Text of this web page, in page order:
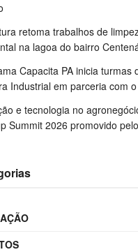
retoma trabalhos de
na lagoa do bairro
Capacita PA inicia turmas
Industrial em parceria com o
e tecnologia no
Summit 2026 promovido